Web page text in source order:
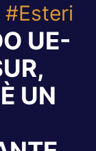
#Esteri
UE-
UN